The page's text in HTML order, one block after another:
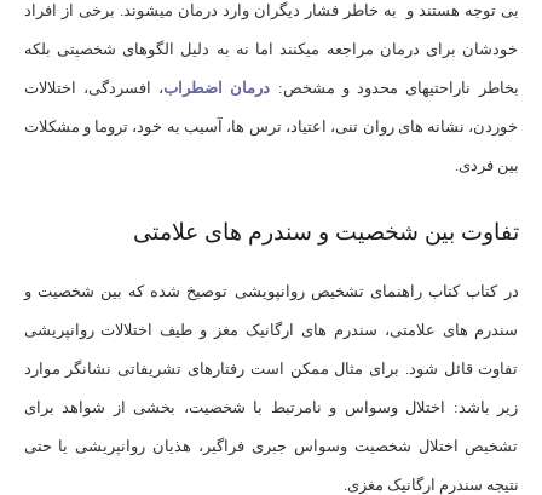
بی توجه هستند و به خاطر فشار دیگران وارد درمان می­شوند. برخی از افراد
خودشان برای درمان مراجعه می­کنند اما نه به دلیل الگوهای شخصیتی بلکه
بخاطر ناراحتی­های محدود و مشخص: درمان اضطراب، افسردگی، اختلالات
خوردن، نشانه های روان تنی، اعتیاد، ترس ها، آسیب به خود، تروما و مشکلات
بین فردی.
تفاوت بین شخصیت و سندرم های علامتی
در کتاب کتاب راهنمای تشخیص روانپویشی توصیخ شده که بین شخصیت و
سندرم های علامتی، سندرم های ارگانیک مغز و طیف اختلالات روانپریشی
تفاوت قائل شود. برای مثال ممکن است رفتارهای تشریفاتی نشانگر موارد
زیر باشد: اختلال وسواس و نامرتبط با شخصیت، بخشی از شواهد برای
تشخیص اختلال شخصیت وسواس جبری فراگیر، هذیان روانپریشی یا حتی
نتیجه سندرم ارگانیک مغزی.